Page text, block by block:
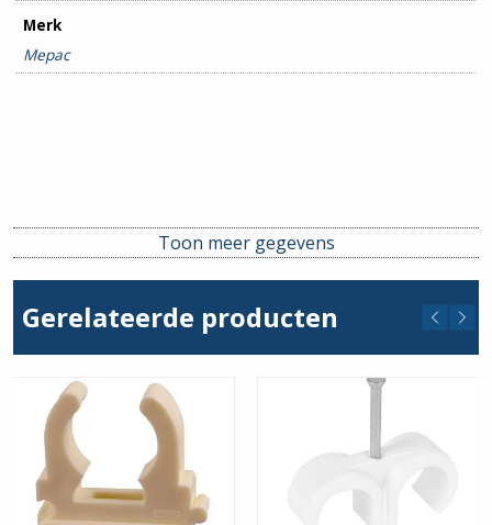
Merk
Mepac
Toon meer gegevens
Gerelateerde producten